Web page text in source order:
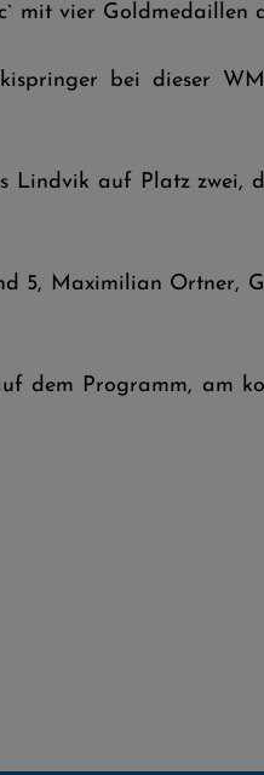
mit vier Goldmedaillen
bei dieser
auf Platz zwei,
5, Maximilian Ortner,
dem Programm, am